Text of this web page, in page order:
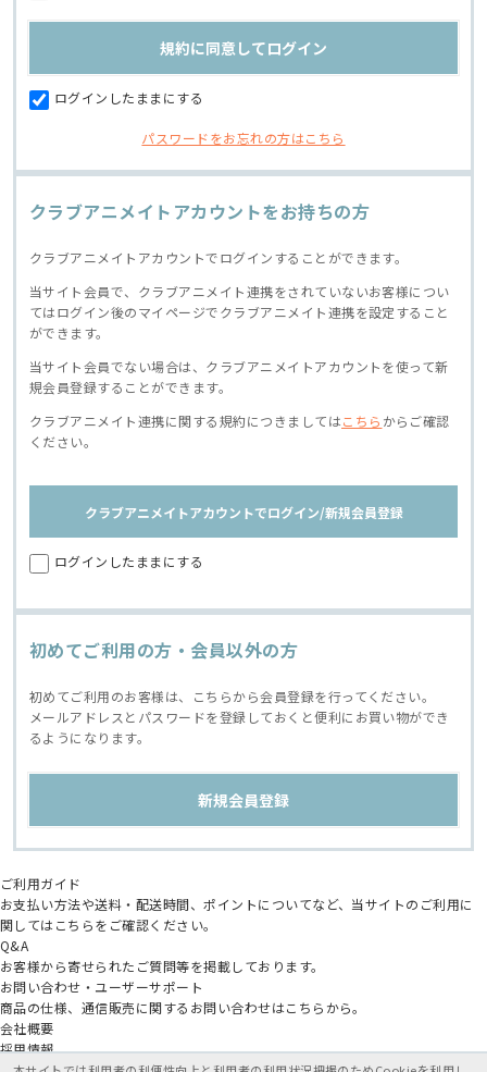
ログインしたままにする
パスワードをお忘れの方はこちら
クラブアニメイトアカウントをお持ちの方
クラブアニメイトアカウントでログインすることができます。
当サイト会員で、クラブアニメイト連携をされていないお客様につい
てはログイン後のマイページでクラブアニメイト連携を設定すること
ができます。
当サイト会員でない場合は、クラブアニメイトアカウントを使って新
規会員登録することができます。
クラブアニメイト連携に関する規約につきましてはこちら からご確認
ください。
クラブアニメイトアカウントでログイン/新規会員登録
ログインしたままにする
初めてご利用の方・会員以外の方
初めてご利用のお客様は、こちらから会員登録を行ってください。
メールアドレスとパスワードを登録しておくと便利にお買い物ができ
るようになります。
ご利用ガイド
お支払い方法や送料・配送時間、ポイントについてなど、当サイトのご利用に
関してはこちらをご確認ください。
Q&A
お客様から寄せられたご質問等を掲載しております。
お問い合わせ・ユーザーサポート
商品の仕様、通信販売に関するお問い合わせはこちらから。
会社概要
採用情報